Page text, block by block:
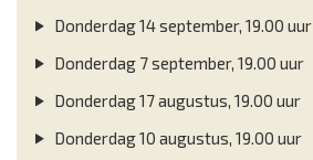
Donderdag 14 september, 19.00 uur
Donderdag 7 september, 19.00 uur
Donderdag 17 augustus, 19.00 uur
Donderdag 10 augustus, 19.00 uur